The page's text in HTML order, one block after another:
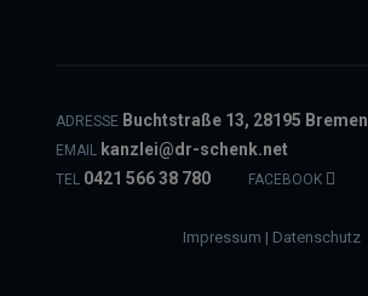
ADRESSE Buchtstraße 13, 28195 Bremen
EMAIL kanzlei@dr-schenk.net
TEL 0421 566 38 780 FACEBOOK
Impressum | Datenschutz